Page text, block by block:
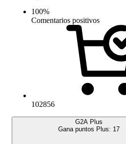
100%
Comentarios positivos
102856
G2A Plus
Gana puntos Plus: 17